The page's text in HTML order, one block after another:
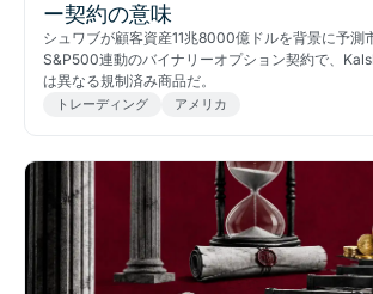
ー契約の意味
シュワブが顧客資産11兆8000億ドルを背景に予測
S&P500連動のバイナリーオプション契約で、
は異なる規制済み商品だ。
トレーディング アメリカ